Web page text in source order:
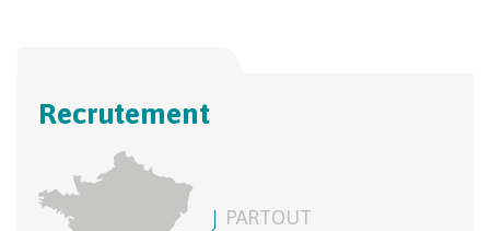
Recrutement
PARTOUT